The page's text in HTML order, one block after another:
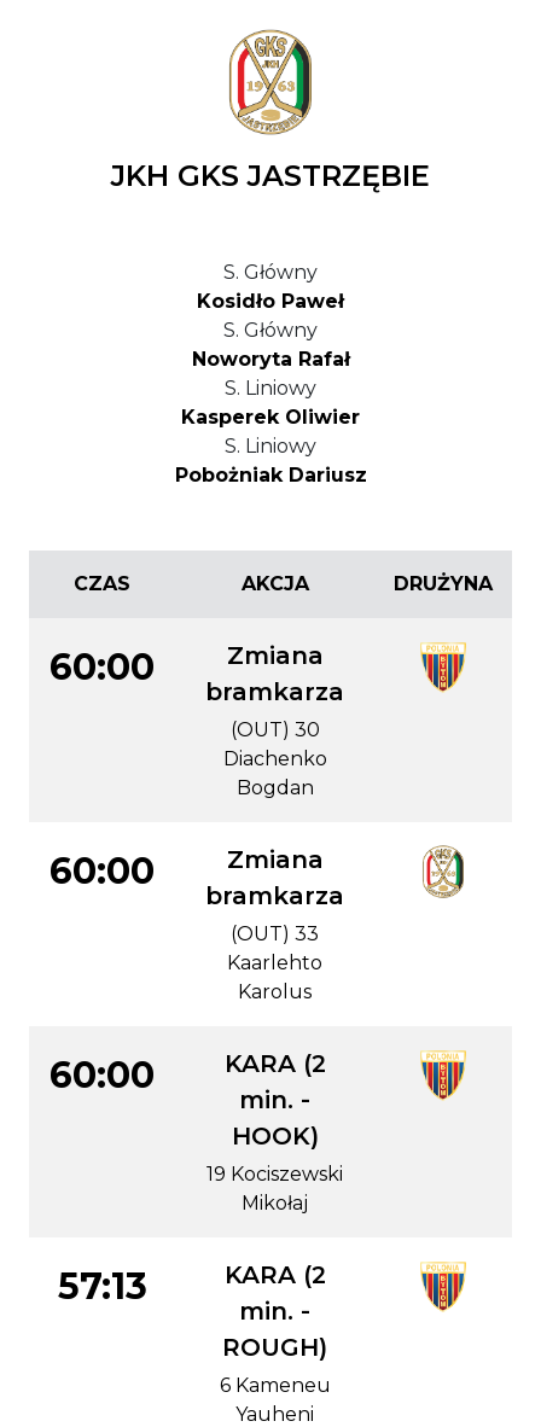
JKH GKS JASTRZĘBIE
S. Główny
Kosidło Paweł
S. Główny
Noworyta Rafał
S. Liniowy
Kasperek Oliwier
S. Liniowy
Pobożniak Dariusz
CZAS AKCJA DRUŻYNA
60:00
Zmiana
bramkarza
(OUT) 30
Diachenko
Bogdan
60:00
Zmiana
bramkarza
(OUT) 33
Kaarlehto
Karolus
60:00
KARA (2
min. -
HOOK)
19 Kociszewski
Mikołaj
57:13
KARA (2
min. -
ROUGH)
6 Kameneu
Yauheni